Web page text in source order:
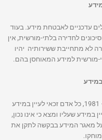
עדכניים לאבטחת מידע. בעוד
לחדירה בלתי-מורשית, אין
לא מתחייבת ששירותיה יהיו
מורשית למידע המאוחסן בהם.
במידע
על-פי חוק הגנת הפרטיות, התשמ"א – 1981, כל אדם זכאי לעיין במידע
שעליו ומצא כי אינו נכון,
מאגר המידע בבקשה לתקן את